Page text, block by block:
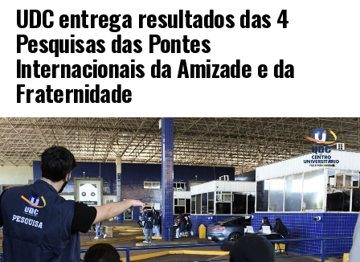
UDC entrega resultados das 4
Pesquisas das Pontes
Internacionais da Amizade e da
Fraternidade